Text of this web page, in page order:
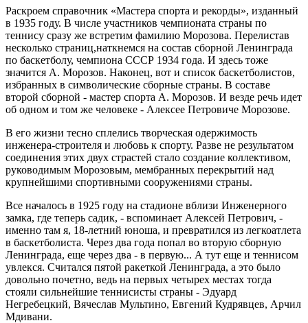
Раскроем справочник «Мастера спорта и рекорды», изданный
в 1935 году. В числе участников чемпионата страны по
теннису сразу же встретим фамилию Морозова. Перелистав
несколько страниц,наткнемся на состав сборной Ленинграда
по баскетболу, чемпиона СССР 1934 года. И здесь тоже
значится А. Морозов. Наконец, вот и список баскетболистов,
избранных в символические сборные страны. В составе
второй сборной - мастер спорта А. Морозов. И везде речь идет
об одном и том же человеке - Алексее Петровиче Морозове.
В его жизни тесно сплелись творческая одержимость
инженера-строителя и любовь к спорту. Разве не результатом
соединения этих двух страстей стало создание коллективом,
руководимым Морозовым, мембранных перекрытий над
крупнейшими спортивными сооружениями страны.
Все началось в 1925 году на стадионе вблизи Инженерного
замка, где теперь садик, - вспоминает Алексей Петрович, -
именно там я, 18-летний юноша, и превратился из легкоатлета
в баскетболиста. Через два года попал во вторую сборную
Ленинграда, еще через два - в первую... А тут еще и теннисом
увлекся. Считался пятой ракеткой Ленинграда, а это было
довольно почетно, ведь на первых четырех местах тогда
стояли сильнейшие теннисисты страны - Эдуард
Негребецкий, Вячеслав Мультино, Евгений Кудрявцев, Арчил
Мдивани.